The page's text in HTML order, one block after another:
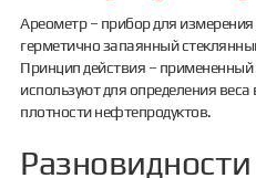
Ареометр – прибор для
герметично запаянный
Принцип действия –
используют для определения
плотности нефтепродуктов.